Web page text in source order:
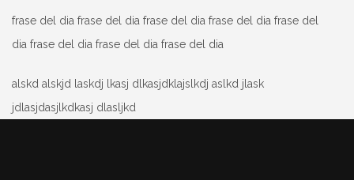
frase del dia frase del dia frase del dia frase del dia frase del
dia frase del dia frase del dia frase del dia
alskd alskjd laskdj lkasj dlkasjdklajslkdj aslkd jlask
jdlasjdasjlkdkasj dlasljkd